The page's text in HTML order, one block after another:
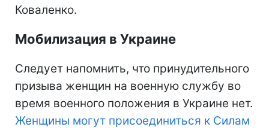
Коваленко.
Мобилизация в Украине
Следует напомнить, что принудительного
призыва женщин на военную службу во
время военного положения в Украине нет.
Женщины могут присоединиться к Силам